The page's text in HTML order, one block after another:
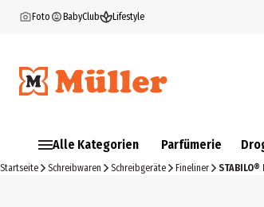
Foto BabyClub Lifestyle
Alle Kategorien Parfümerie
Startseite Schreibwaren Schreibgeräte Fineliner